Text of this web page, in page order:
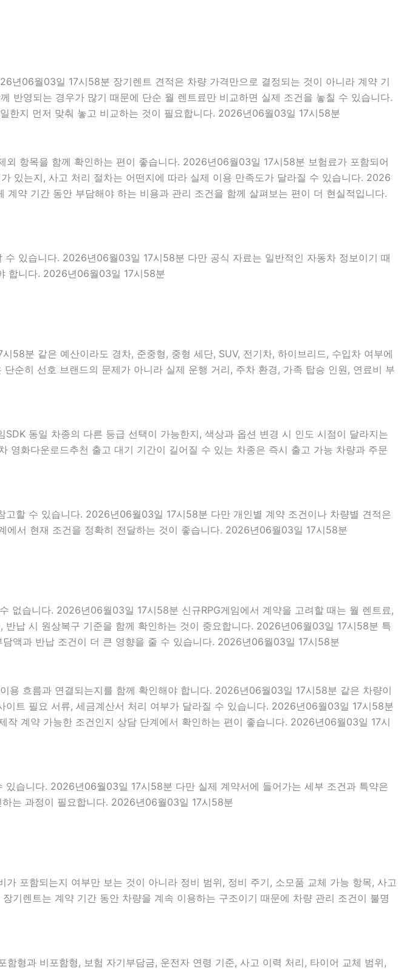
년06월03일 17시58분 장기렌트 견적은 차량 가격만으로 결정되는 것이 아니라 계약 기
반영되는 경우가 많기 때문에 단순 월 렌트료만 비교하면 실제 조건을 놓칠 수 있습니다.
한지 먼저 맞춰 놓고 비교하는 것이 필요합니다. 2026년06월03일 17시58분
항목을 함께 확인하는 편이 좋습니다. 2026년06월03일 17시58분 보험료가 포함되어
있는지, 사고 처리 절차는 어떤지에 따라 실제 이용 만족도가 달라질 수 있습니다. 2026
약 기간 동안 부담해야 하는 비용과 관리 조건을 함께 살펴보는 편이 더 현실적입니다.
수 있습니다. 2026년06월03일 17시58분 다만 공식 자료는 일반적인 자동차 정보이기 때
합니다. 2026년06월03일 17시58분
분 같은 예산이라도 경차, 준중형, 중형 세단, SUV, 전기차, 하이브리드, 수입차 여부에
순히 선호 브랜드의 문제가 아니라 실제 운행 거리, 주차 환경, 가족 탑승 인원, 연료비 부
동일 차종의 다른 등급 선택이 가능한지, 색상과 옵션 변경 시 인도 시점이 달라지는
화다운로드추천 출고 대기 기간이 길어질 수 있는 차종은 즉시 출고 가능 차량과 주문
고할 수 있습니다. 2026년06월03일 17시58분 다만 개인별 계약 조건이나 차량별 견적은
서 현재 조건을 정확히 전달하는 것이 좋습니다. 2026년06월03일 17시58분
습니다. 2026년06월03일 17시58분 신규RPG게임에서 계약을 고려할 때는 월 렌트료,
납 시 원상복구 기준을 함께 확인하는 것이 중요합니다. 2026년06월03일 17시58분 특
액과 반납 조건이 더 큰 영향을 줄 수 있습니다. 2026년06월03일 17시58분
흐름과 연결되는지를 함께 확인해야 합니다. 2026년06월03일 17시58분 같은 차량이
트 필요 서류, 세금계산서 처리 여부가 달라질 수 있습니다. 2026년06월03일 17시58분
계약 가능한 조건인지 상담 단계에서 확인하는 편이 좋습니다. 2026년06월03일 17시
있습니다. 2026년06월03일 17시58분 다만 실제 계약서에 들어가는 세부 조건과 특약은
는 과정이 필요합니다. 2026년06월03일 17시58분
포함되는지 여부만 보는 것이 아니라 정비 범위, 정비 주기, 소모품 교체 가능 항목, 사고
기렌트는 계약 기간 동안 차량을 계속 이용하는 구조이기 때문에 차량 관리 조건이 불명
형과 비포함형, 보험 자기부담금, 운전자 연령 기준, 사고 이력 처리, 타이어 교체 범위,